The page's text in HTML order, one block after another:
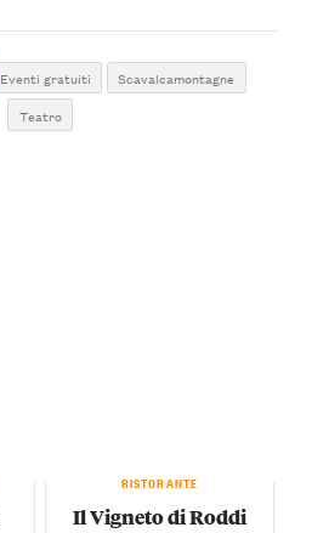
Eventi gratuiti
Scavalcamontagne
Teatro
RISTORANTE
Il Vigneto di Roddi